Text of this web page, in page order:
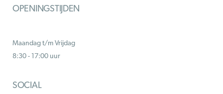
OPENINGSTIJDEN
Maandag t/m Vrijdag
8:30 - 17:00 uur
SOCIAL